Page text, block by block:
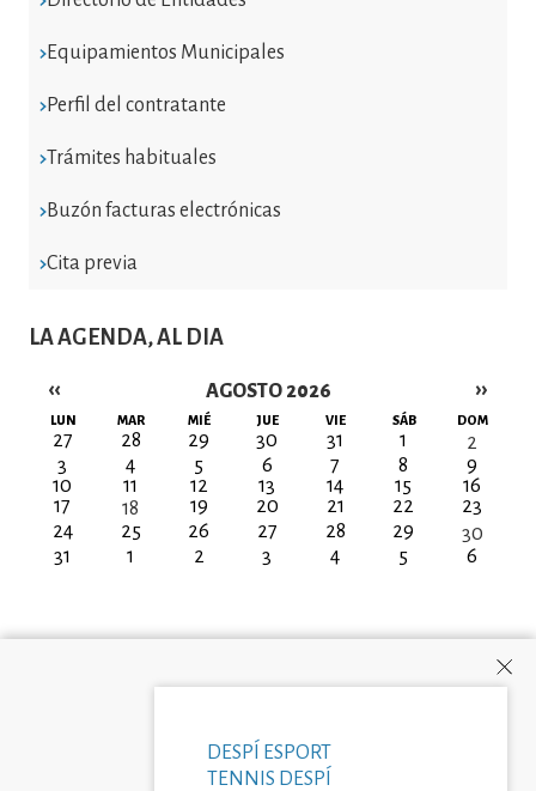
Equipamientos Municipales
Perfil del contratante
Trámites habituales
Buzón facturas electrónicas
Cita previa
LA AGENDA, AL DIA
AGOSTO 2026
Paginación
‹‹ ››
LUN MAR MIÉ JUE VIE SÁB DOM
27 28 29 30 31 1
2
3
4 5 6 7 8
9
10
11 12 13 14 15
16
17
18 19 20 21 22
23
24
25 26 27 28 29
30
31
1 2 3 4 5 6
DESPÍ ESPORT
TENNIS DESPÍ